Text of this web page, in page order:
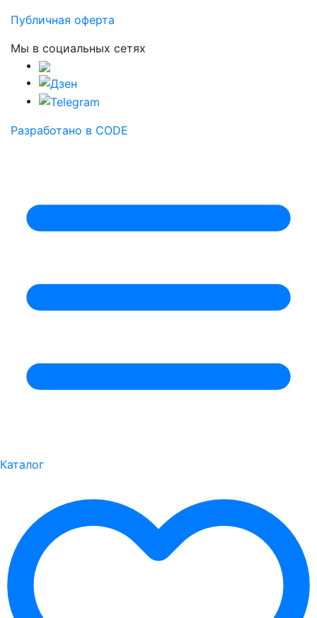
Публичная оферта
Мы в социальных сетях
Разработано в CODE
Каталог